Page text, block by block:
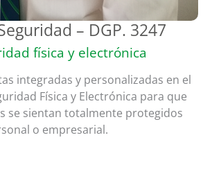
– DGP. 3247
física y electrónica
integradas y personalizadas en el
Física y Electrónica para que
se sientan totalmente protegidos
o empresarial.